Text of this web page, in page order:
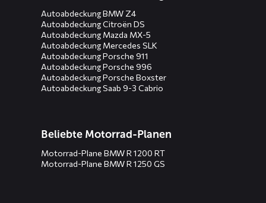
Autoabdeckung BMW Z4
Autoabdeckung Citroën DS
Autoabdeckung Mazda MX-5
Autoabdeckung Mercedes SLK
Autoabdeckung Porsche 911
Autoabdeckung Porsche 996
Autoabdeckung Porsche Boxster
Autoabdeckung Saab 9-3 Cabrio
Beliebte Motorrad-Planen
Motorrad-Plane BMW R 1200 RT
Motorrad-Plane BMW R 1250 GS